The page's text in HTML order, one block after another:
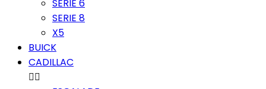
SERIE 6
SERIE 8
X5
BUICK
CADILLAC
